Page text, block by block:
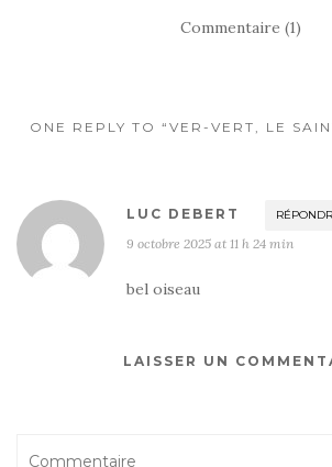
Commentaire (1)
ONE REPLY TO “VER-VERT, LE
LUC DEBERT
9 octobre 2025 at 11 h 24 min
bel oiseau
LAISSER UN